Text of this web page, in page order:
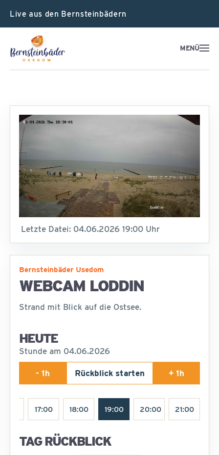
Live aus den Bernsteinbädern
MENÜ
Letzte Datei: 04.06.2026 19:00 Uhr
Bernsteinbäder Usedom
WEBCAM LODDIN
Strand mit Blick auf die Ostsee.
HEUTE
Stunde am 04.06.2026
- 1h Rückblick starten + 1h
17:00 18:00 19:00 20:00 21:00
TAG RÜCKBLICK